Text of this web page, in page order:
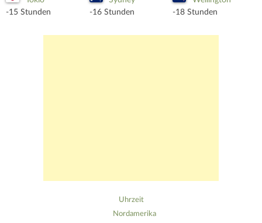
-15 Stunden
-16 Stunden
-18 Stunden
Uhrzeit
Nordamerika